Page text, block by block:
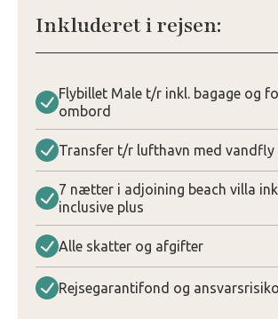
Inkluderet i rejsen:
Flybillet Male t/r inkl. bagage og
ombord
Transfer t/r lufthavn med vandfly
7 nætter i adjoining beach villa
inclusive plus
Alle skatter og afgifter
Rejsegarantifond og